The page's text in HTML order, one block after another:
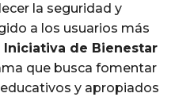
la seguridad y
a los usuarios más
Iniciativa de Bienestar
que busca fomentar
y apropiados